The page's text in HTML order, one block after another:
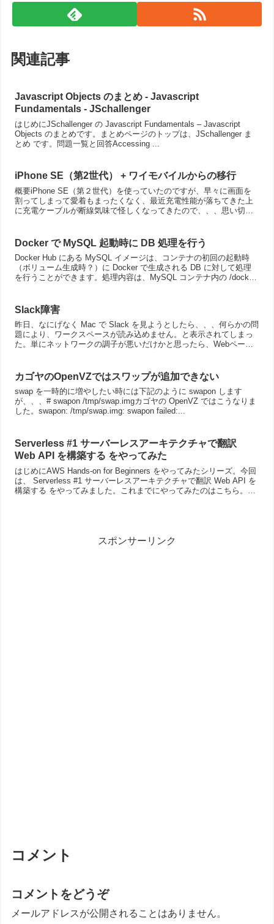
関連記事
Javascript Objects のまとめ - Javascript
Fundamentals - JSchallenger
はじめにJSchallenger の Javascript Fundamentals – Javascript
Objects のまとめです。まとめページのトップは、JSchallenger ま
とめ です。問題一覧と回答Accessing ...
iPhone SE（第2世代） + ワイモバイルからの移行
概要iPhone SE（第２世代）を使っていたのですが、早々に画面を
割ってしまって愛着もまったくなく、最近充電性能が落ちてきた上
に充電ケーブルが断線気味で怪しくなってきたので、、、思い切っ
Docker で MySQL 起動時に DB 処理を行う
Docker Hub にある MySQL イメージは、コンテナの初回の起動時
（ボリューム生成時？）に Docker で生成される DB に対して処理
を行うことができます。処理内容は、MySQL コンテナ内の /docker-
Slack障害
昨日、なにげなく Mac で Slack を見ようとしたら、、、何らかの問
題により、ワークスペースが読み込めません。と表示されてしまっ
た。単にネットワークの調子が悪いだけかと思ったら、Webページ
カゴヤのOpenVZではスワップが追加できない
swap を一時的に増やしたい時には下記のように swapon します
が、、、# swapon /tmp/swap.imgカゴヤの OpenVZ ではこうなりま
した。swapon: /tmp/swap.img: swapon failed:...
Serverless #1 サーバーレスアーキテクチャで翻訳
Web API を構築する をやってみた
はじめにAWS Hands-on for Beginners をやってみたシリーズ。今回
は、 Serverless #1 サーバーレスアーキテクチャで翻訳 Web API を
構築する をやってみました。これまでにやってみたのはこちら。ハ
スポンサーリンク
コメント
コメントをどうぞ
メールアドレスが公開されることはありません。